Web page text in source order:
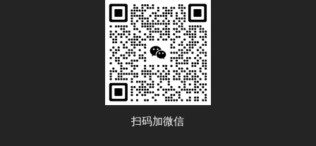
扫码加微信